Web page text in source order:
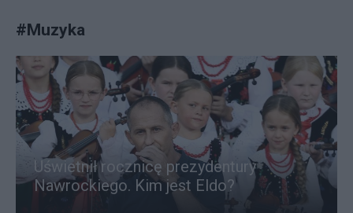
#Muzyka
Uświetnił rocznicę prezydentury
Nawrockiego. Kim jest Eldo?